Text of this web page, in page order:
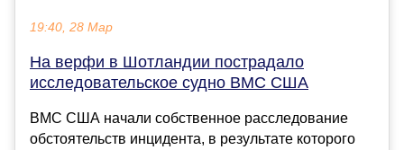
19:40, 28 Мар
На верфи в Шотландии пострадало
исследовательское судно ВМС США
ВМС США начали собственное расследование
обстоятельств инцидента, в результате которого